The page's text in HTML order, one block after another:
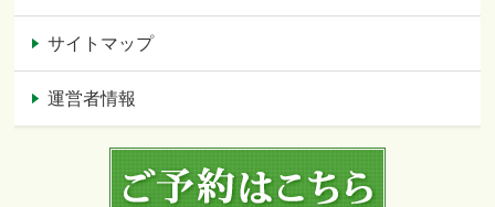
サイトマップ
運営者情報